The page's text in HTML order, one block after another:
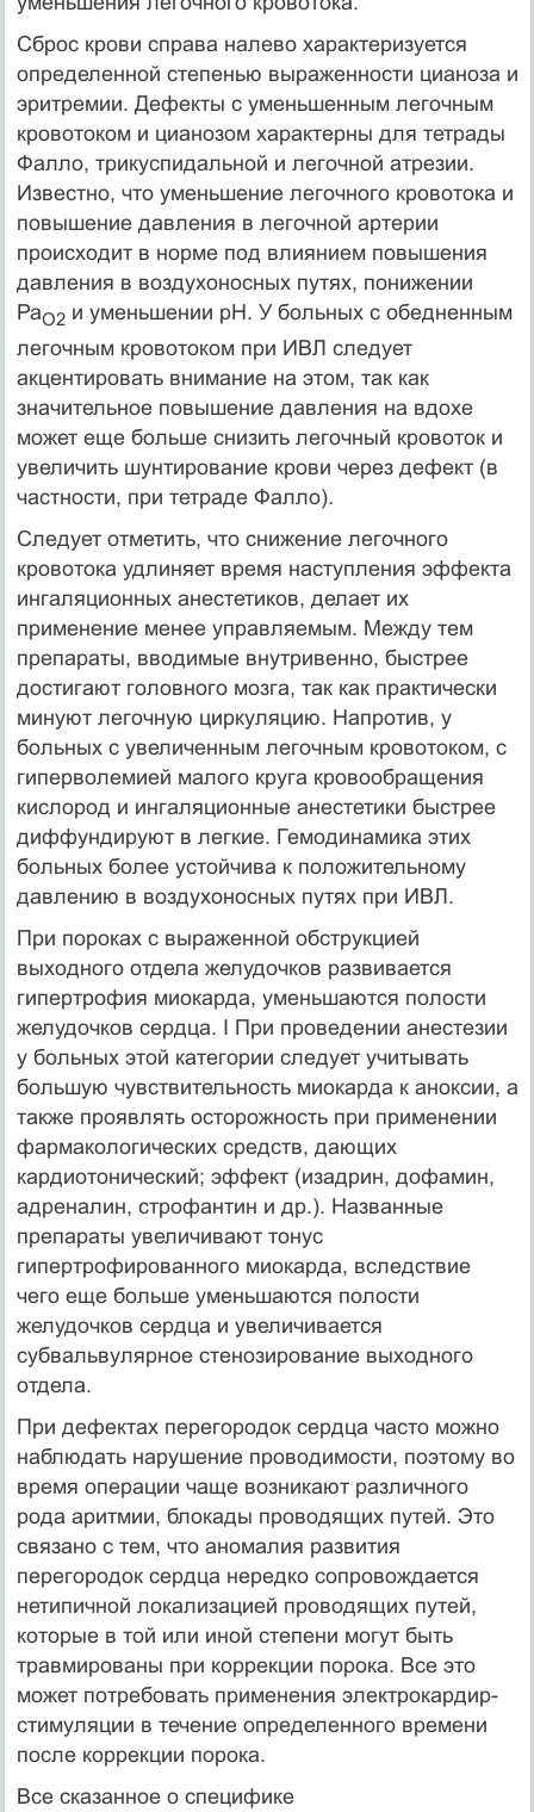
Сброс крови справа налево характеризуется
определенной степенью выраженности цианоза и
эритремии. Дефекты с уменьшенным легочным
кровотоком и цианозом характерны для тетрады
Фалло, трикуспидальной и легочной атрезии.
Известно, что уменьшение легочного кровотока и
повышение давления в легочной артерии
происходит в норме под влиянием повышения
давления в воздухоносных путях, понижении
РаО2и уменьшении рН. У больных с обедненным
легочным кровотоком при ИВЛ следует
акцентировать внимание на этом, так как
значительное повышение давления на вдохе
может еще больше снизить легочный кровоток и
увеличить шунтирование крови через дефект (в
частности, при тетраде Фалло).
Следует отметить, что снижение легочного
кровотока удлиняет время наступления эффекта
ингаляционных анестетиков, делает их
применение менее управляемым. Между тем
препараты, вводимые внутривенно, быстрее
достигают головного мозга, так как практически
минуют легочную циркуляцию. Напротив, у
больных с увеличенным легочным кровотоком, с
гиперволемией малого круга кровообращения
кислород и ингаляционные анестетики быстрее
диффундируют в легкие. Гемодинамика этих
больных более устойчива к положительному
давлению в воздухоносных путях при ИВЛ.
При пороках с выраженной обструкцией
выходного отдела желудочков развивается
гипертрофия миокарда, уменьшаются полости
желудочков сердца. I При проведении анестезии
у больных этой категории следует учитывать
большую чувствительность миокарда к аноксии, а
также проявлять осторожность при применении
фармакологических средств, дающих
кардиотонический; эффект (изадрин, дофамин,
адреналин, строфантин и др.). Названные
препараты увеличивают тонус
гипертрофированного миокарда, вследствие
чего еще больше уменьшаются полости
желудочков сердца и увеличивается
субвальвулярное стенозирование выходного
отдела.
При дефектах перегородок сердца часто можно
наблюдать нарушение проводимости, поэтому во
время операции чаще возникают различного
рода аритмии, блокады проводящих путей. Это
связано с тем, что аномалия развития
перегородок сердца нередко сопровождается
нетипичной локализацией проводящих путей,
которые в той или иной степени могут быть
травмированы при коррекции порока. Все это
может потребовать применения электрокардир-
стимуляции в течение определенного времени
после коррекции порока.
Все сказанное о специфике